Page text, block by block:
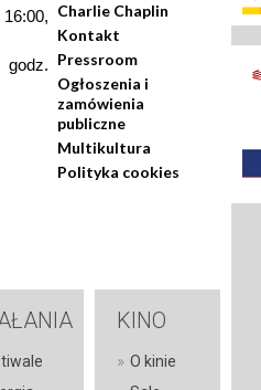
Charlie Chaplin
Kontakt
Pressroom
Ogłoszenia i
zamówienia
publiczne
Multikultura
Polityka cookies
KINO
» O kinie